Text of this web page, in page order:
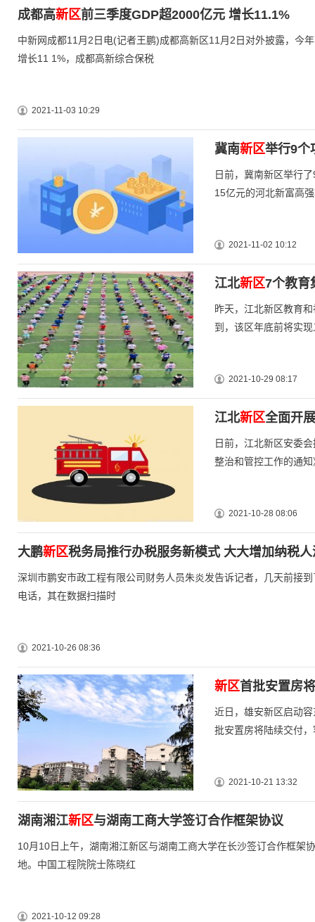
成都高新区前三季度GDP超2000亿元 增长11.1%
中新网成都11月2日电(记者王鹏)成都高新区11月2日对外披露，今
增长11 1%，成都高新综合保税
2021-11-03 10:29
冀南新区举行9个
日前，冀南新区举行
15亿元的河北新富高
2021-11-02 10:12
江北新区7个教育
昨天，江北新区教育
到，该区年底前将实
2021-10-29 08:17
江北新区全面开
日前，江北新区安委
整治和管控工作的通
2021-10-28 08:06
大鹏新区税务局推行办税服务新模式 大大增加纳税
深圳市鹏安市政工程有限公司财务人员朱炎发告诉记者，几天前接
电话，其在数据扫描时
2021-10-26 08:36
新区首批安置房
近日，雄安新区启动
批安置房将陆续交付
2021-10-21 13:32
湖南湘江新区与湖南工商大学签订合作框架协议
10月10日上午，湖南湘江新区与湖南工商大学在长沙签订合作框架
地。中国工程院院士陈晓红
2021-10-12 09:28